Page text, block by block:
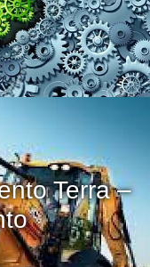
Terra –